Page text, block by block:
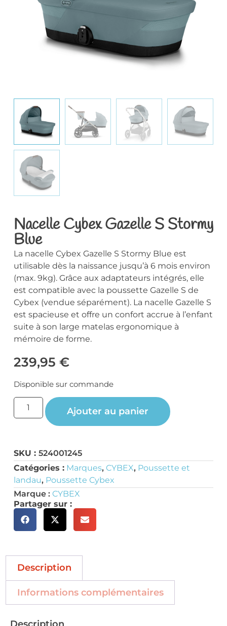
Nacelle Cybex Gazelle S Stormy
Blue
La nacelle Cybex Gazelle S Stormy Blue est
utilisable dès la naissance jusqu’à 6 mois environ
(max. 9kg). Grâce aux adaptateurs intégrés, elle
est compatible avec la poussette Gazelle S de
Cybex (vendue séparément). La nacelle Gazelle S
est spacieuse et offre un confort accrue à l’enfant
suite à son large matelas ergonomique à
mémoire de forme.
239,95 €
Disponible sur commande
Ajouter au panier
SKU : 524001245
Catégories : Marques, CYBEX, Poussette et
landau, Poussette Cybex
Marque : CYBEX
Partager sur :
Description
Informations complémentaires